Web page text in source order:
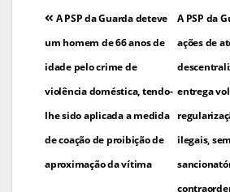
Navegação
de
artigos
A PSP da
ações de
entrega
ilegais,
A PSP da Guarda deteve
um homem de 66 anos de
idade pelo crime de
violência doméstica, tendo-
lhe sido aplicada a medida
de coação de proibição de
aproximação da vítima